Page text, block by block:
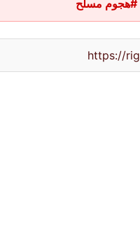
#هجوم مسلح
https://